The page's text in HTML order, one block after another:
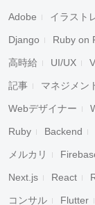
Adobe イラスト
Django Ruby on
高時給 UI/UX
記事 マネジメン
Webデザイナー
Ruby Backend
メルカリ
Next.js React
コンサル Flutter